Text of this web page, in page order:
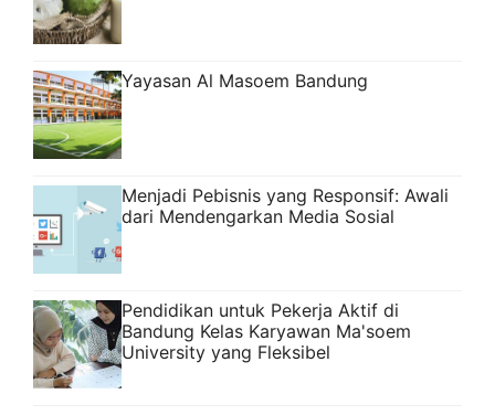
Yayasan Al Masoem Bandung
Menjadi Pebisnis yang Responsif: Awali
dari Mendengarkan Media Sosial
Pendidikan untuk Pekerja Aktif di
Bandung Kelas Karyawan Ma'soem
University yang Fleksibel